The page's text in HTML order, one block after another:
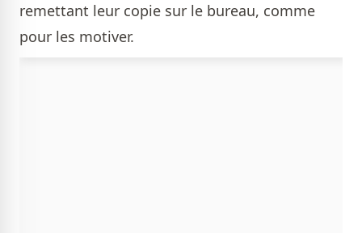
remettant leur copie sur le bureau, comme
pour les motiver.